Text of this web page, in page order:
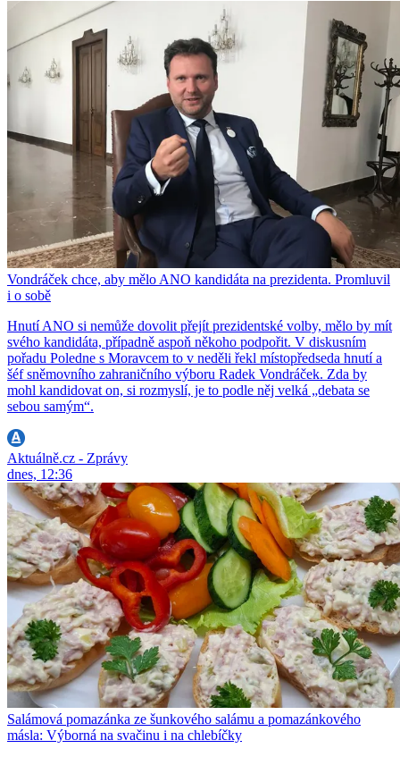
Vondráček chce, aby mělo ANO kandidáta na prezidenta. Promluvil
i o sobě
Hnutí ANO si nemůže dovolit přejít prezidentské volby, mělo by mít
svého kandidáta, případně aspoň někoho podpořit. V diskusním
pořadu Poledne s Moravcem to v neděli řekl místopředseda hnutí a
šéf sněmovního zahraničního výboru Radek Vondráček. Zda by
mohl kandidovat on, si rozmyslí, je to podle něj velká „debata se
sebou samým“.
Aktuálně.cz - Zprávy
dnes, 12:36
Salámová pomazánka ze šunkového salámu a pomazánkového
másla: Výborná na svačinu i na chlebíčky